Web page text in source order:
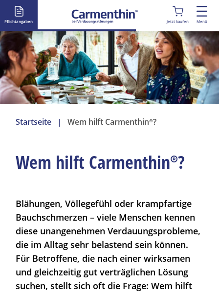
r
e
k
z
u
m
Pflichtangaben Jetzt kaufen Menü
Startseite Wem hilft Carmenthin®?
Wem hilft Carmenthin®?
Blähungen, Völlegefühl oder krampfartige
Bauchschmerzen – viele Menschen kennen
diese unangenehmen Verdauungsprobleme,
die im Alltag sehr belastend sein können.
Für Betroffene, die nach einer wirksamen
und gleichzeitig gut verträglichen Lösung
suchen, stellt sich oft die Frage: Wem hilft